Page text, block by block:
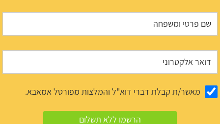
מאשר/ת קבלת דברי דוא"ל והמלצות מפורטל אמאבא.